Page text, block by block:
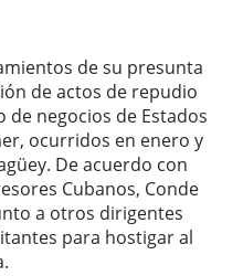
de su presunta
de actos de repudio
negocios de Estados
ocurridos en enero y
De acuerdo con
Cubanos, Conde
a otros dirigentes
para hostigar al